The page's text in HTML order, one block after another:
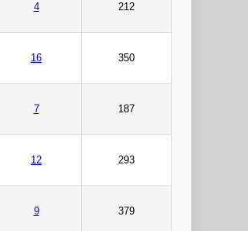
4 212
16 350
7 187
12 293
9 379